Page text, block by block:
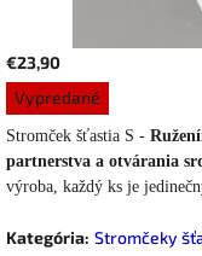
€23,90
Jednotková
cena:
Vypredané
Stromček šťastia S -
partnerstva a otvárania
výroba, každý ks je
Kategória: Stromčeky